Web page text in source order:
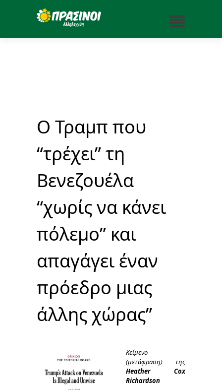
Ο Τραμπ που
“τρέχει” τη
Βενεζουέλα
“χωρίς να κάνει
πόλεμο” και
απαγάγει έναν
πρόεδρο μιας
άλλης χώρας”
Κείμενο
(μετάφραση) της
Heather Cox
Richardson